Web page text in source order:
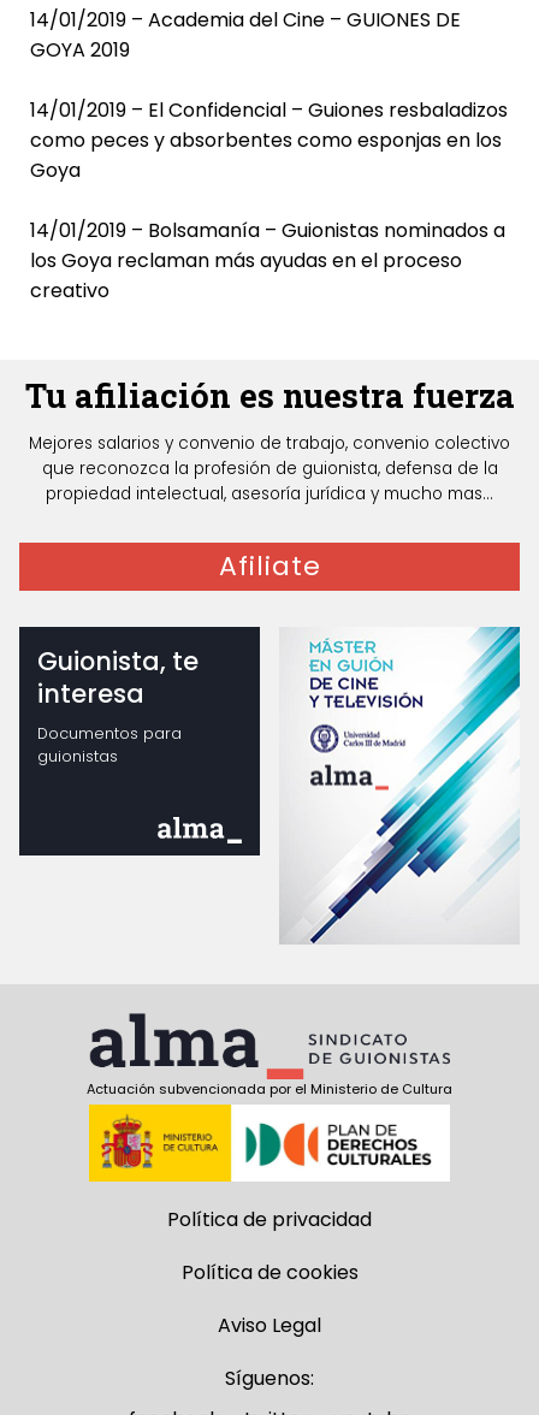
14/01/2019 – Academia del Cine – GUIONES DE
GOYA 2019
14/01/2019 – El Confidencial – Guiones resbaladizos
como peces y absorbentes como esponjas en los
Goya
14/01/2019 – Bolsamanía – Guionistas nominados a
los Goya reclaman más ayudas en el proceso
creativo
Tu afiliación es nuestra fuerza
Mejores salarios y convenio de trabajo, convenio colectivo
que reconozca la profesión de guionista, defensa de la
propiedad intelectual, asesoría jurídica y mucho mas...
Afiliate
Guionista, te
interesa
Documentos para
guionistas
Actuación subvencionada por el Ministerio de Cultura
Política de privacidad
Política de cookies
Aviso Legal
Síguenos: